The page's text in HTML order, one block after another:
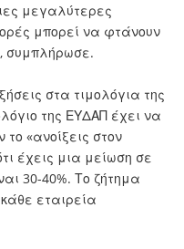
μεγαλύτερες
μπορεί να φτάνουν
συμπλήρωσε.
στα τιμολόγια της
της ΕΥΔΑΠ έχει να
«ανοίξεις στον
έχεις μια μείωση σε
30-40%. Το ζήτημα
εταιρεία